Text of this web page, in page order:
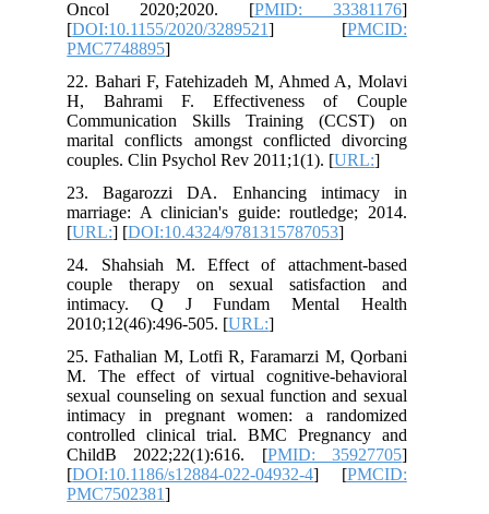
Oncol 2020;2020. [PMID: 33381176
[DOI:10.1155/2020/3289521 ] [PMCID:
PMC7748895
22. Bahari F, Fatehizadeh M, Ahmed A, Molavi
H, Bahrami F. Effectiveness of Couple
Communication Skills Training (CCST) on
marital conflicts amongst conflicted divorcing
couples. Clin Psychol Rev 2011;1(1). [URL:
23. Bagarozzi DA. Enhancing intimacy in
marriage: A clinician's guide: routledge; 2014.
[URL:] [DOI:10.4324/9781315787053
24. Shahsiah M. Effect of attachment-based
couple therapy on sexual satisfaction and
intimacy. Q J Fundam Mental Health
2010;12(46):496-505. [URL:
25. Fathalian M, Lotfi R, Faramarzi M, Qorbani
M. The effect of virtual cognitive-behavioral
sexual counseling on sexual function and sexual
intimacy in pregnant women: a randomized
controlled clinical trial. BMC Pregnancy and
ChildB 2022;22(1):616. [PMID: 35927705
[DOI:10.1186/s12884-022-04932-4 ] [PMCID:
PMC7502381